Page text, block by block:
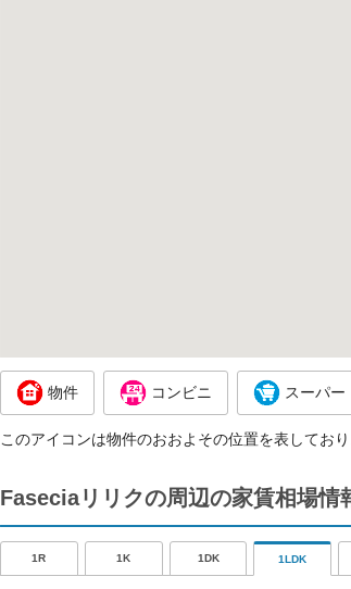
物件 コンビニ スーパー
このアイコンは物件のおおよその位置を表してお
Faseciaリリクの周辺の家賃相場情
1R 1K 1DK 1LDK